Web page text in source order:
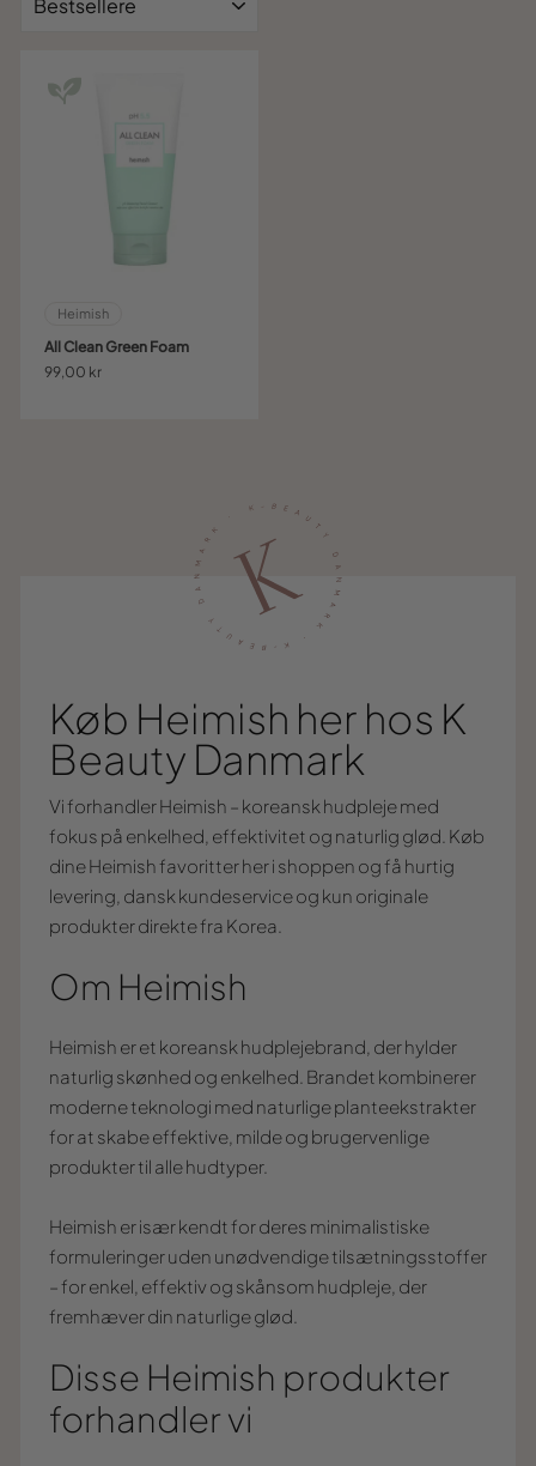
Heimish
All Clean Green Foam
99,00 kr
Køb Heimish her hos K
Beauty Danmark
Vi forhandler Heimish – koreansk hudpleje med
fokus på enkelhed, effektivitet og naturlig glød. Køb
dine Heimish favoritter her i shoppen og få hurtig
levering, dansk kundeservice og kun originale
produkter direkte fra Korea.
Om Heimish
Heimish er et koreansk hudplejebrand, der hylder
naturlig skønhed og enkelhed. Brandet kombinerer
moderne teknologi med naturlige planteekstrakter
for at skabe effektive, milde og brugervenlige
produkter til alle hudtyper.
Heimish er især kendt for deres minimalistiske
formuleringer uden unødvendige tilsætningsstoffer
– for enkel, effektiv og skånsom hudpleje, der
fremhæver din naturlige glød.
Disse Heimish produkter
forhandler vi